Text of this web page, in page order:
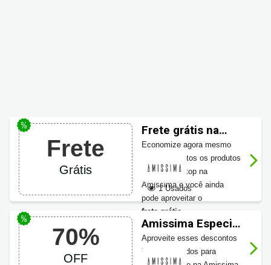
Frete
Grátis
Frete grátis na
Amissima
Economize agora mesmo
pois são muitos os produtos
com ofertas top na
Amissima e você ainda
pode aproveitar o
frete grátis
.
1 Usados
70%
OFF
Amissima Especial
SALE com até 70%
OFF
Aproveite esses descontos
incríveis válidos para